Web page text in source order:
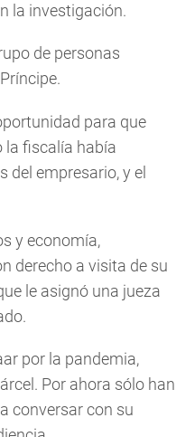
la investigación.
de personas
para que
la fiscalía había
del empresario, y el
y economía,
derecho a visita de su
le asignó una jueza
por la pandemia,
Por ahora sólo han
conversar con su